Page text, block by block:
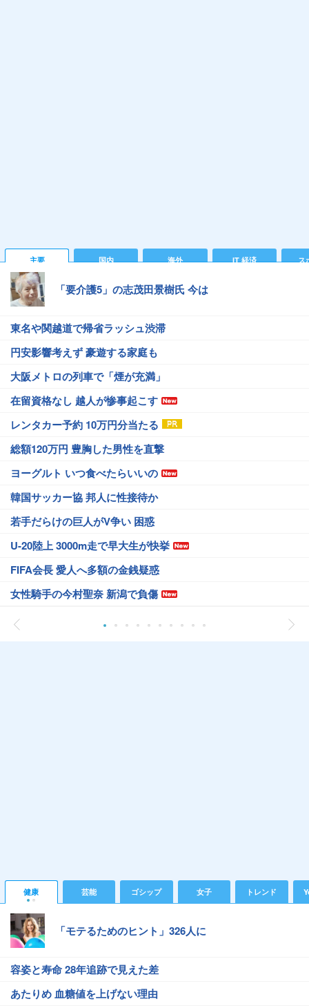
主要 国内 海外 IT 経済 ス
「要介護5」の志茂田景樹氏 今は
東名や関越道で帰省ラッシュ渋滞
円安影響考えず 豪遊する家庭も
大阪メトロの列車で「煙が充満」
在留資格なし 越人が惨事起こす
レンタカー予約 10万円分当たる
総額120万円 豊胸した男性を直撃
ヨーグルト いつ食べたらいいの
韓国サッカー協 邦人に性接待か
若手だらけの巨人がV争い 困惑
U-20陸上 3000m走で早大生が快挙
FIFA会長 愛人へ多額の金銭疑惑
女性騎手の今村聖奈 新潟で負傷
健康 芸能 ゴシップ 女子 トレンド
「モテるためのヒント」326人に
容姿と寿命 28年追跡で見えた差
あたりめ 血糖値を上げない理由